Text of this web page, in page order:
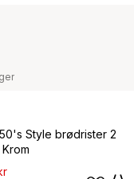
Style brødrister 2